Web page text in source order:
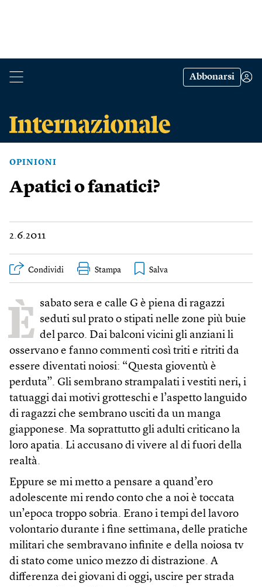
Abbonarsi
OPINIONI
Apatici o fanatici?
2.6.2011
Condividi Stampa
È sabato sera e calle G è piena di ragazzi
seduti sul prato o stipati nelle zone più buie
del parco. Dai balconi vicini gli anziani li
osservano e fanno commenti così triti e ritriti da
essere diventati noiosi: “Questa gioventù è
perduta”. Gli sembrano strampalati i vestiti neri, i
tatuaggi dai motivi grotteschi e l’aspetto languido
di ragazzi che sembrano usciti da un manga
giapponese. Ma soprattutto gli adulti criticano la
loro apatia. Li accusano di vivere al di fuori della
realtà.
Eppure se mi metto a pensare a quand’ero
adolescente mi rendo conto che a noi è toccata
un’epoca troppo sobria. Erano i tempi del lavoro
volontario durante i fine settimana, delle pratiche
militari che sembravano infinite e della noiosa tv
di stato come unico mezzo di distrazione. A
differenza dei giovani di oggi, uscire per strada